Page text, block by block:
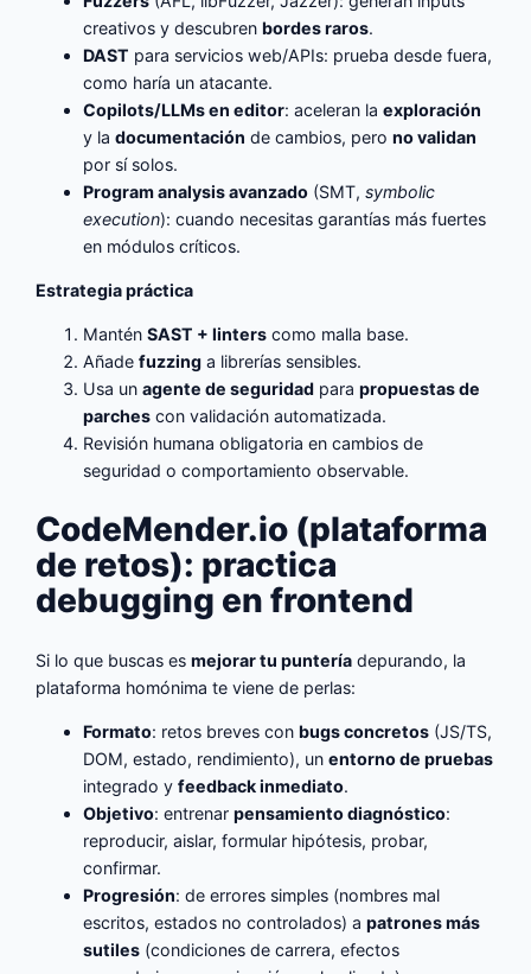
creativos y descubrenbordes raros.
DAST para servicios web/APIs: prueba desde fuera,
como haría un atacante.
Copilots/LLMs en editor: aceleran laexploración
y ladocumentación de cambios, perono validan
por sí solos.
Program analysis avanzado (SMT,symbolic
execution): cuando necesitas garantías más fuertes
en módulos críticos.
Estrategia práctica
ManténSAST + linters como malla base.
Añadefuzzing a librerías sensibles.
Usa unagente de seguridad parapropuestas de
parches con validación automatizada.
Revisión humana obligatoria en cambios de
seguridad o comportamiento observable.
CodeMender.io (plataforma
de retos): practica
debugging en frontend
Si lo que buscas esmejorar tu puntería depurando, la
plataforma homónima te viene de perlas:
Formato: retos breves conbugs concretos (JS/TS,
DOM, estado, rendimiento), unentorno de pruebas
integrado yfeedback inmediato.
Objetivo: entrenarpensamiento diagnóstico:
reproducir, aislar, formular hipótesis, probar,
confirmar.
Progresión: de errores simples (nombres mal
escritos, estados no controlados) apatrones más
sutiles (condiciones de carrera, efectos